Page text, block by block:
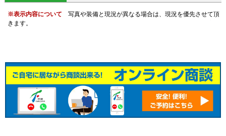
※表示内容について
写真や装備と現況が異なる場合は、現況を優先させて頂
きます。